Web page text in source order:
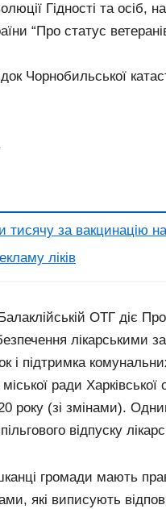
Гідності та осіб,
“Про статус
Чорнобильської
тисячу за вакцинацію на
ліків
ОТГ діє
лікарськими
підтримка
ради Харківської
(зі змінами). Одним
відпуску
громади мають
які виписують